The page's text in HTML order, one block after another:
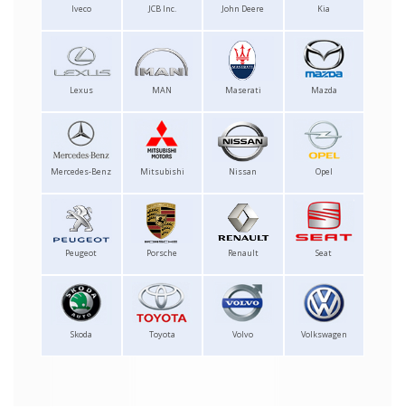
Iveco JCB Inc. John Deere Kia
Lexus MAN Maserati Mazda
Mercedes-Benz Mitsubishi Nissan Opel
Peugeot Porsche Renault Seat
Skoda Toyota Volvo Volkswagen